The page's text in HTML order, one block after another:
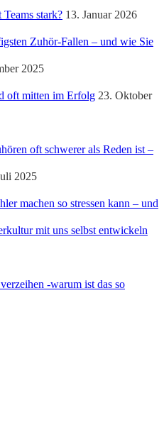
stark? 13. Januar 2026
Zuhör-Fallen – und wie Sie
2025
oft mitten im Erfolg 23. Oktober
oft schwerer als Reden ist –
2025
machen so stressen kann – und
mit uns selbst entwickeln
-warum ist das so